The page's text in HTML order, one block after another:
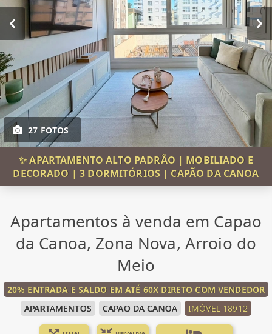
27 FOTOS
✨ APARTAMENTO ALTO PADRÃO | MOBILIADO E
DECORADO | 3 DORMITÓRIOS | CAPÃO DA CANOA
Apartamentos à venda em Capao
da Canoa, Zona Nova, Arroio do
Meio
20% ENTRADA E SALDO EM ATÉ 60X DIRETO COM VENDEDOR
APARTAMENTOS
CAPAO DA CANOA IMÓVEL 18912